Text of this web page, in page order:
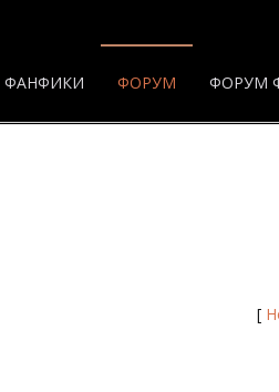
ФАНФИКИ ФОРУМ ФОРУМ
[